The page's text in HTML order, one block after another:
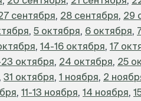
сентября, 28 сентября, 29
, 5 октября, 6 октября,
, 14-16 октября, 17
23 октября, 24 октября, 25
, 31 октября, 1 ноября, 2
, 11-13 ноября, 14 ноября,